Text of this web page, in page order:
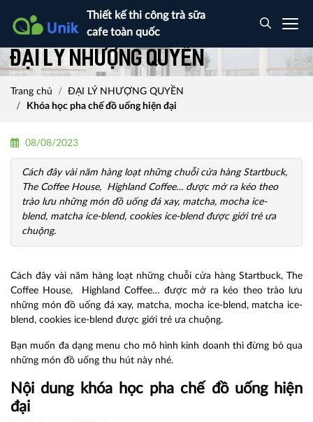
Thiết kế thi công trà sữa
cafe toàn quốc
ĐẠI LÝ NHƯỢNG QUYỀN
Trang chủ
ĐẠI LÝ NHƯỢNG QUYỀN
Khóa học pha chế đồ uống hiện đại
08/08/2023
Cách đây vài năm hàng loạt những chuỗi cửa hàng Startbuck,
The Coffee House, Highland Coffee… được mở ra kéo theo
trào lưu những món đồ uống đá xay, matcha, mocha ice-
blend, matcha ice-blend, cookies ice-blend được giới trẻ ưa
chuộng.
Cách đây vài năm hàng loạt những chuỗi cửa hàng Startbuck, The
Coffee House, Highland Coffee… được mở ra kéo theo trào lưu
những món đồ uống đá xay, matcha, mocha ice-blend, matcha ice-
blend, cookies ice-blend được giới trẻ ưa chuộng.
Bạn muốn đa dạng menu cho mô hình kinh doanh thì đừng bỏ qua
những món đồ uống thu hút này nhé.
Nội dung khóa học pha chế đồ uống hiện
đại